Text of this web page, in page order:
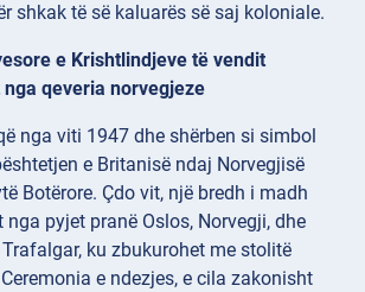
shkak të së kaluarës së saj koloniale.
e Krishtlindjeve të vendit
qeveria norvegjeze
nga viti 1947 dhe shërben si simbol
e Britanisë ndaj Norvegjisë
Botërore. Çdo vit, një bredh i madh
pyjet pranë Oslos, Norvegji, dhe
ku zbukurohet me stolitë
e ndezjes, e cila zakonisht